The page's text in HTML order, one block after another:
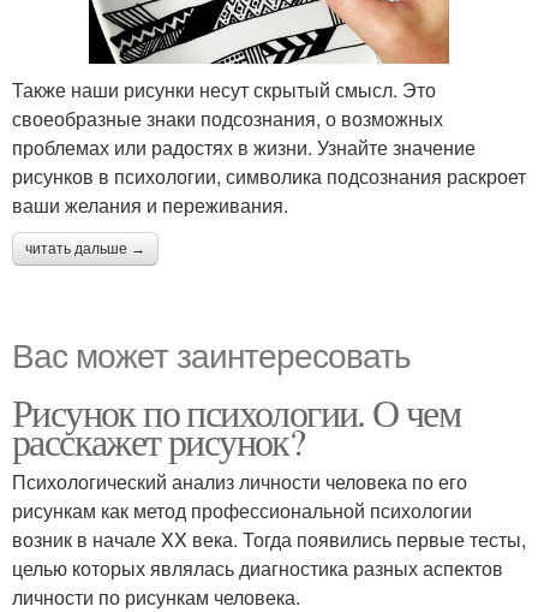
Также наши рисунки несут скрытый смысл. Это
своеобразные знаки подсознания, о возможных
проблемах или радостях в жизни. Узнайте значение
рисунков в психологии, символика подсознания раскроет
ваши желания и переживания.
читать дальше →
Вас может заинтересовать
Рисунок по психологии. О чем
расскажет рисунок?
Психологический анализ личности человека по его
рисункам как метод профессиональной психологии
возник в начале XX века. Тогда появились первые тесты,
целью которых являлась диагностика разных аспектов
личности по рисункам человека.